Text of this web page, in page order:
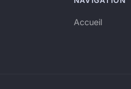
Accueil